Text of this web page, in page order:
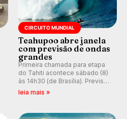
CIRCUITO MUNDIAL
Teahupoo abre janela
com previsão de ondas
grandes
Primeira chamada para etapa
do Tahiti acontece sábado (8)
às 14h30 (de Brasília). Previsão
indica swell consistente.
Kelly Slater convidado.
leia mais »